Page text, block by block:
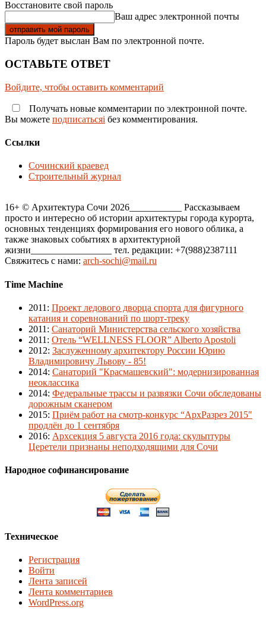
Восстановите свой пароль
Ваш адрес электронной почты
Пароль будет выслан Вам по электронной почте.
ОСТАВЬТЕ ОТВЕТ
Войдите, чтобы оставить комментарий
Получать новые комментарии по электронной почте.
Вы можете подписатьсяi без комментирования.
Ссылки
Сочинский краевед
Строительный журнал
16+ © Архитектура Сочи 2026___________ Рассказываем
просто и интересно об истории архитектуры города курорта,
основных тенденциях формирования его нового облика, а
также знаковых событиях в архитектурной
жизни_________________ тел. редакции: +7(988)2387111
Свяжитесь с нами: arch-sochi@mail.ru
Time Machine
2011 : Проект ледового дворца спорта для фигурного
катания и соревнований по шорт-треку
2011 : Санаторий Министерства сельского хозяйства
2011 : Отель “WELLNESS FLOOR” Alberto Apostoli
2012: Заслуженному архитектору России Юрию
Владимировичу Львову - 85!
2014: Санаторий "Красмашевский": модернизированная
неоклассика
2014: Федеральные трассы и развязки Сочи обследованы
дорожным сканером
2015: Приём работ на смотр-конкурс “АрхРазрез 2015″
продлён до 1 сентября
2016: Архсекция 5 августа 2016 года: скульптуры
Церетели признаны неподходящими для Сочи
Народное софинансирование
Техническое
Регистрация
Войти
Лента записей
Лента комментариев
WordPress.org